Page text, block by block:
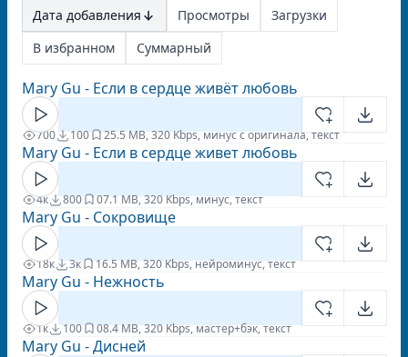
Дата добавления Просмотры
Загрузки
В избранном
Суммарный
Mary Gu - Если в сердце живёт любовь
700 100 25.5 MB, 320 Kbps, минус с оригинала, текст
Mary Gu - Если в сердце живет любовь
4к 800 07.1 MB, 320 Kbps, минус, текст
Mary Gu - Сокровище
18к 3к 16.5 MB, 320 Kbps, нейроминус, текст
Mary Gu - Нежность
1к 100 08.4 MB, 320 Kbps, мастер+бэк, текст
Mary Gu - Дисней